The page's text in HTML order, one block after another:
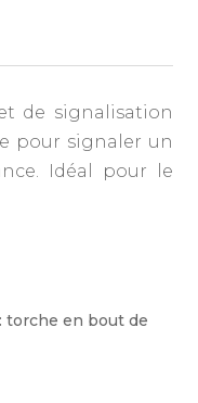
de signalisation
pour signaler un
Idéal pour le
torche en bout de